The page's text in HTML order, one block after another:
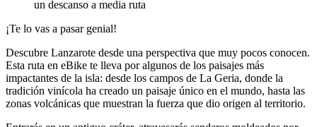
un descanso a media ruta
¡Te lo vas a pasar genial!
Descubre Lanzarote desde una perspectiva que muy pocos conocen.
Esta ruta en eBike te lleva por algunos de los paisajes más
impactantes de la isla: desde los campos de La Geria, donde la
tradición vinícola ha creado un paisaje único en el mundo, hasta las
zonas volcánicas que muestran la fuerza que dio origen al territorio.